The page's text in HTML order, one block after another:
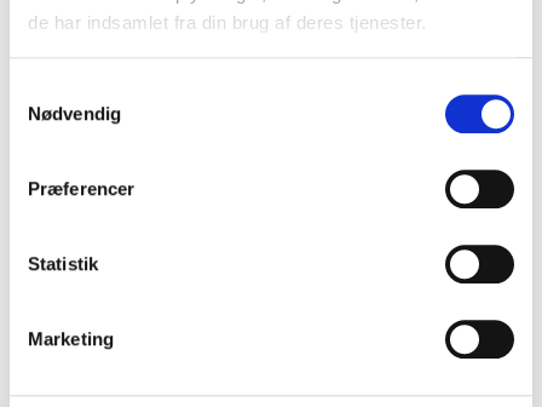
de har indsamlet fra din brug af deres tjenester.
Nødvendig
Præferencer
Statistik
Marketing
Da Rolf Eggert blev medlem af en rockerklub,
havde han ikke regnet med, at det skulle føre til et